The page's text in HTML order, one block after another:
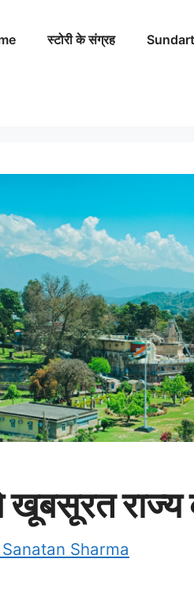
स्टोरी के संग्रह
राज्य
Sharma